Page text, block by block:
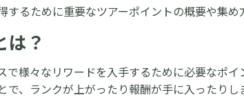
するために重要なツアーポイントの概要や集め
は？
で様々なリワードを入手するために必要なポ
、ランクが上がったり報酬が手に入ったりし